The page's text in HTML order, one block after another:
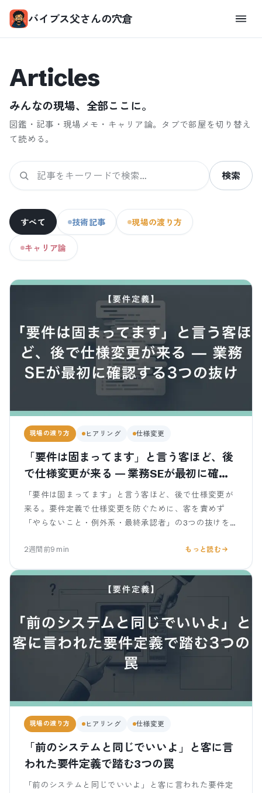
バイブス父さんの穴倉
Articles
みんなの現場、全部ここに。
図鑑・記事・現場メモ・キャリア論。タブで部屋を切り替え
て読める。
検索
すべて 技術記事 現場の渡り方
キャリア論
現場の渡り方 ヒアリング 仕様変更
「要件は固まってます」と言う客ほど、後
で仕様変更が来る — 業務SEが最初に確認
する3つの抜け
「要件は固まってます」と言う客ほど、後で仕様変更が
来る。要件定義で仕様変更を防ぐために、客を責めず
「やらないこと・例外系・最終承認者」の3つの抜けを
2週間前9 min もっと読む
現場の渡り方 ヒアリング 仕様変更
「前のシステムと同じでいいよ」と客に言
われた要件定義で踏む3つの罠
「前のシステムと同じでいいよ」と客に言われた要件定